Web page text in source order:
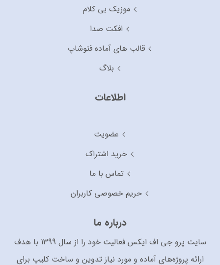
موزیک بی کلام
افکت صدا
قالب های آماده فتوشاپ
بلاگ
اطلاعات
عضویت
خرید اشتراک
تماس با ما
حریم خصوصی کاربران
درباره ما
سایت پرو جی اف ایکس فعالیت خود را از سال 1399 با هدف
ارائه پروژه‌های آماده و مورد نیاز تدوین و ساخت کلیپ برای